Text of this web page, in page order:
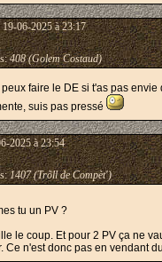
06-2025 à 23:17
408 (Golem Costaud)
faire le DE si t'as pas
suis pas pressé
2025 à 23:54
1407 (Trõll de Compèt')
tu un PV ?
le coup. Et pour 2 PV ça ne
Ce n'est donc pas en vendant